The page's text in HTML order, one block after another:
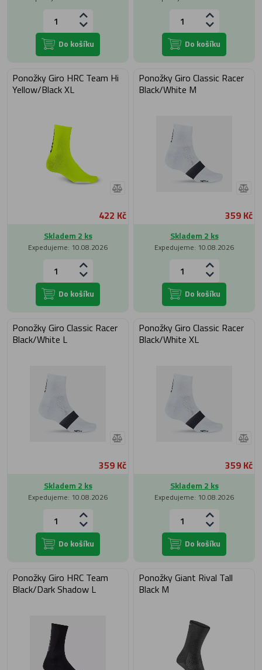
Do košíku Do košíku
Ponožky Giro HRC Team Hi
Yellow/Black XL
422 Kč
Skladem 2 ks
Expedujeme: 10.08.2026
Do košíku
Ponožky Giro Classic Racer
Black/White M
359 Kč
Skladem 2 ks
Expedujeme: 10.08.2026
Do košíku
Ponožky Giro Classic Racer
Black/White L
359 Kč
Skladem 2 ks
Expedujeme: 10.08.2026
Do košíku
Ponožky Giro Classic Racer
Black/White XL
359 Kč
Skladem 2 ks
Expedujeme: 10.08.2026
Do košíku
Ponožky Giro HRC Team
Black/Dark Shadow L
Ponožky Giant Rival Tall
Black M